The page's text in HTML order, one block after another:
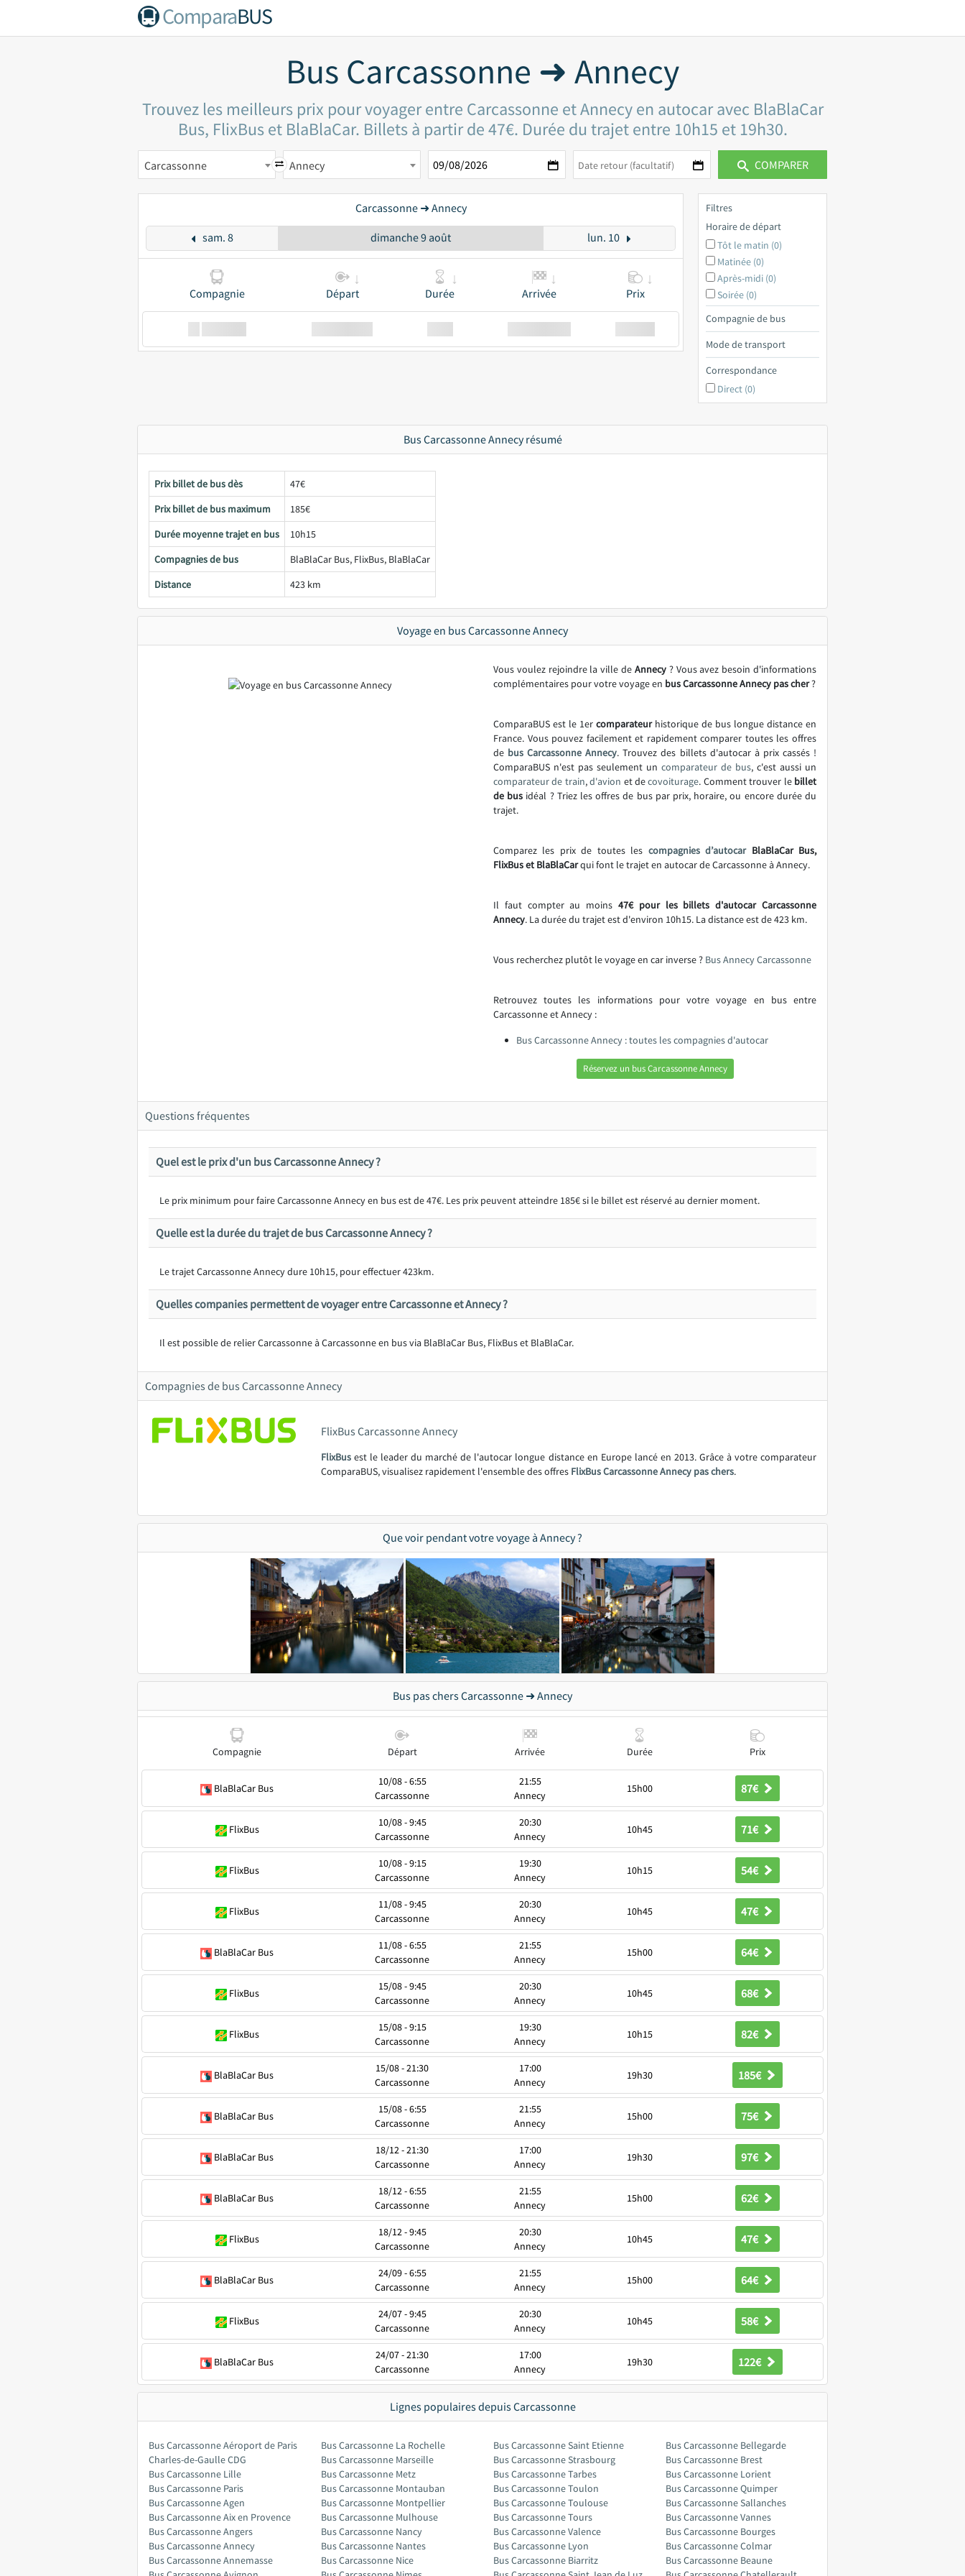
ComparaBUS
Bus Carcassonne ➜ Annecy
Trouvez les meilleurs prix pour voyager entre Carcassonne et Annecy en autocar avec BlaBlaCar
Bus, FlixBus et BlaBlaCar. Billets à partir de 47€. Durée du trajet entre 10h15 et 19h30.
Carcassonne Annecy COMPARER
Carcassonne ➜ Annecy
sam. 8 dimanche 9 août lun. 10
Compagnie Départ Durée Arrivée Prix
Filtres
Horaire de départ
Tôt le matin (0)
Matinée (0)
Après-midi (0)
Soirée (0)
Compagnie de bus
Mode de transport
Correspondance
Direct (0)
Bus Carcassonne Annecy résumé
Prix billet de bus dès
47€
Prix billet de bus maximum
185€
Durée moyenne trajet en bus
10h15
Compagnies de bus
BlaBlaCar Bus, FlixBus, BlaBlaCar
Distance
423 km
Voyage en bus Carcassonne Annecy
Vous voulez rejoindre la ville de Annecy? Vous avez besoin d'informations
complémentaires pour votre voyage en bus Carcassonne Annecy pas cher?
ComparaBUS est le 1er comparateurhistorique de bus longue distance en
France. Vous pouvez facilement et rapidement comparer toutes les offres
de bus Carcassonne Annecy. Trouvez des billets d'autocar à prix cassés !
ComparaBUS n'est pas seulement un comparateur de bus, c'est aussi un
comparateur de train,d'avion et decovoiturage. Comment trouver le billet
de bus idéal ? Triez les offres de bus par prix, horaire, ou encore durée du
trajet.
Comparez les prix de toutes les compagnies d’autocarBlaBlaCar Bus,
FlixBus et BlaBlaCarqui font le trajet en autocar de Carcassonne à Annecy.
Il faut compter au moins 47€ pour les billets d'autocar Carcassonne
Annecy. La durée du trajet est d'environ 10h15. La distance est de 423 km.
Vous recherchez plutôt le voyage en car inverse ? Bus Annecy Carcassonne
Retrouvez toutes les informations pour votre voyage en bus entre
Carcassonne et Annecy :
Bus Carcassonne Annecy : toutes les compagnies d'autocar
Réservez un bus Carcassonne Annecy
Questions fréquentes
Quel est le prix d'un bus Carcassonne Annecy ?
Le prix minimum pour faire Carcassonne Annecy en bus est de 47€. Les prix peuvent atteindre 185€ si le billet est réservé au dernier moment.
Quelle est la durée du trajet de bus Carcassonne Annecy ?
Le trajet Carcassonne Annecy dure 10h15, pour effectuer 423km.
Quelles companies permettent de voyager entre Carcassonne et Annecy ?
Il est possible de relier Carcassonne à Carcassonne en bus via BlaBlaCar Bus, FlixBus et BlaBlaCar.
Compagnies de bus Carcassonne Annecy
FlixBus Carcassonne Annecy
FlixBus est le leader du marché de l'autocar longue distance en Europe lancé en 2013. Grâce à votre comparateur
ComparaBUS, visualisez rapidement l'ensemble des offres FlixBus Carcassonne Annecy pas chers.
Que voir pendant votre voyage à Annecy ?
Bus pas chers Carcassonne ➜ Annecy
Compagnie Départ Arrivée Durée Prix
BlaBlaCar Bus
10/08 - 6:55
Carcassonne
21:55
Annecy
15h00 87€
FlixBus
10/08 - 9:45
Carcassonne
20:30
Annecy
10h45 71€
FlixBus
10/08 - 9:15
Carcassonne
19:30
Annecy
10h15 54€
FlixBus
11/08 - 9:45
Carcassonne
20:30
Annecy
10h45 47€
BlaBlaCar Bus
11/08 - 6:55
Carcassonne
21:55
Annecy
15h00 64€
FlixBus
15/08 - 9:45
Carcassonne
20:30
Annecy
10h45 68€
FlixBus
15/08 - 9:15
Carcassonne
19:30
Annecy
10h15 82€
BlaBlaCar Bus
15/08 - 21:30
Carcassonne
17:00
Annecy
19h30 185€
BlaBlaCar Bus
15/08 - 6:55
Carcassonne
21:55
Annecy
15h00 75€
BlaBlaCar Bus
18/12 - 21:30
Carcassonne
17:00
Annecy
19h30 97€
BlaBlaCar Bus
18/12 - 6:55
Carcassonne
21:55
Annecy
15h00 62€
FlixBus
18/12 - 9:45
Carcassonne
20:30
Annecy
10h45 47€
BlaBlaCar Bus
24/09 - 6:55
Carcassonne
21:55
Annecy
15h00 64€
FlixBus
24/07 - 9:45
Carcassonne
20:30
Annecy
10h45 58€
BlaBlaCar Bus
24/07 - 21:30
Carcassonne
17:00
Annecy
19h30 122€
Lignes populaires depuis Carcassonne
Bus Carcassonne Aéroport de Paris
Charles-de-Gaulle CDG
Bus Carcassonne Lille
Bus Carcassonne Paris
Bus Carcassonne Agen
Bus Carcassonne Aix en Provence
Bus Carcassonne Angers
Bus Carcassonne Annecy
Bus Carcassonne Annemasse
Bus Carcassonne La Rochelle
Bus Carcassonne Marseille
Bus Carcassonne Metz
Bus Carcassonne Montauban
Bus Carcassonne Montpellier
Bus Carcassonne Mulhouse
Bus Carcassonne Nancy
Bus Carcassonne Nantes
Bus Carcassonne Nice
Bus Carcassonne Saint Etienne
Bus Carcassonne Strasbourg
Bus Carcassonne Tarbes
Bus Carcassonne Toulon
Bus Carcassonne Toulouse
Bus Carcassonne Tours
Bus Carcassonne Valence
Bus Carcassonne Lyon
Bus Carcassonne Biarritz
Bus Carcassonne Bellegarde
Bus Carcassonne Brest
Bus Carcassonne Lorient
Bus Carcassonne Quimper
Bus Carcassonne Sallanches
Bus Carcassonne Vannes
Bus Carcassonne Bourges
Bus Carcassonne Colmar
Bus Carcassonne Beaune